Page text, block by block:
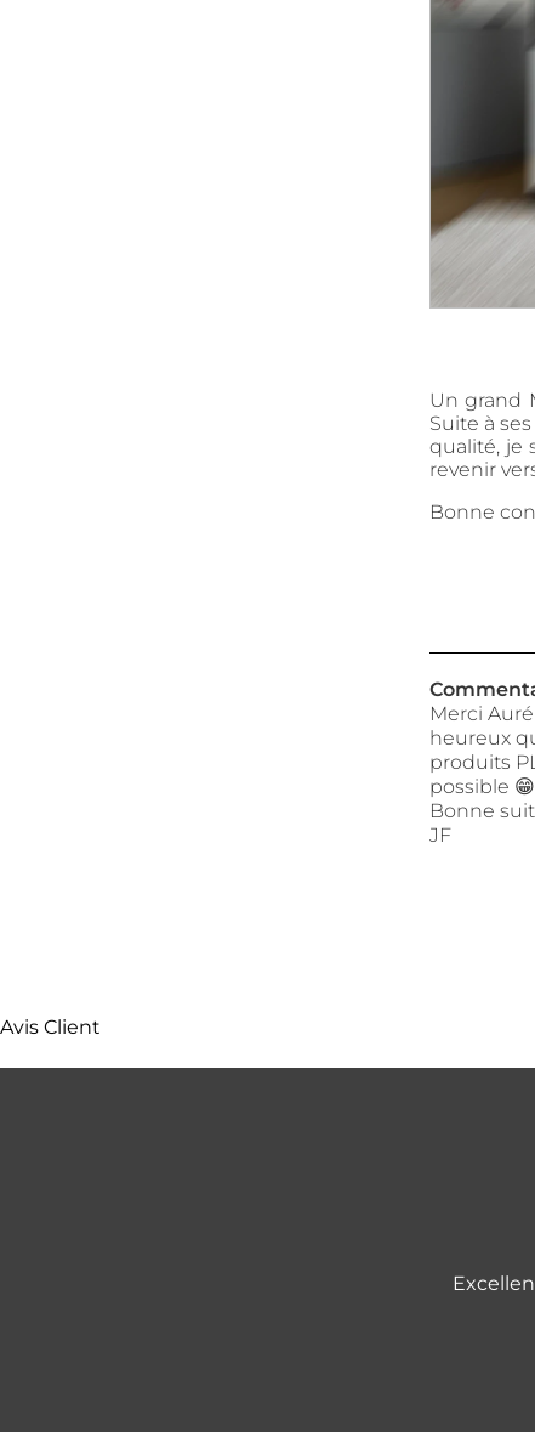
Un grand
Suite à
qualité, je
revenir
Bonne
Merci
heureux
produits
possible
Bonne
JF
Avis Client